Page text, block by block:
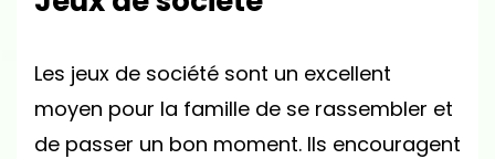
Les jeux de société sont un excellent
moyen pour la famille de se rassembler et
de passer un bon moment. Ils encouragent